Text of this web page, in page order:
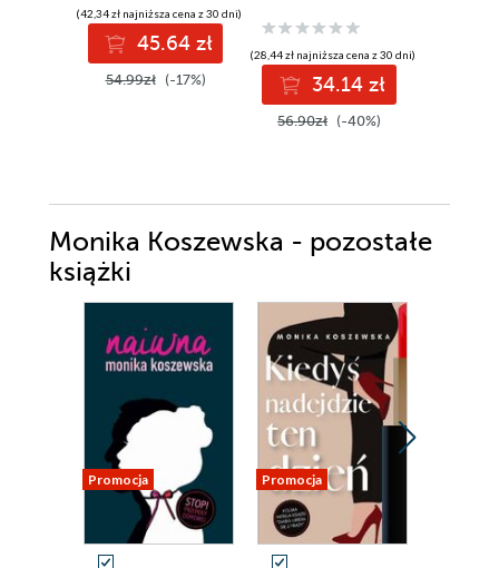
(42,34 zł najniższa cena z 30 dni)
45.64 zł
54.99zł (-17%)
(28,44 zł najniższa cena z 30 dni)
34.14 zł
56.90zł (-40%)
Monika Koszewska - pozostałe
książki
Promocja Promocja